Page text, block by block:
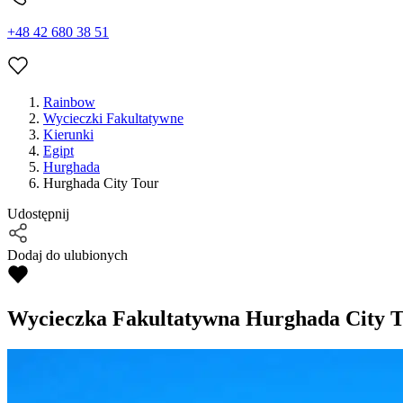
+48 42 680 38 51
Rainbow
Wycieczki Fakultatywne
Kierunki
Egipt
Hurghada
Hurghada City Tour
Udostępnij
Dodaj do ulubionych
Wycieczka Fakultatywna Hurghada City